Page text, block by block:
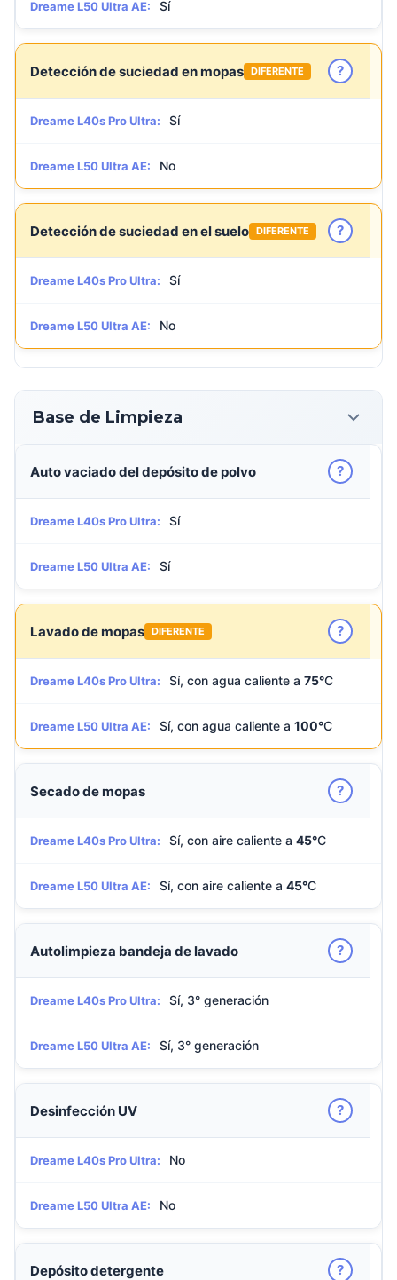
Dreame L50 Ultra AE: Sí
Detección de suciedad en mopas DIFERENTE ?
Dreame L40s Pro Ultra: Sí
Dreame L50 Ultra AE: No
Detección de suciedad en el suelo DIFERENTE ?
Dreame L40s Pro Ultra: Sí
Dreame L50 Ultra AE: No
Base de Limpieza
Auto vaciado del depósito de polvo ?
Dreame L40s Pro Ultra: Sí
Dreame L50 Ultra AE: Sí
Lavado de mopas DIFERENTE ?
Dreame L40s Pro Ultra: Sí, con agua caliente a 75°C
Dreame L50 Ultra AE: Sí, con agua caliente a 100°C
Secado de mopas ?
Dreame L40s Pro Ultra: Sí, con aire caliente a 45°C
Dreame L50 Ultra AE: Sí, con aire caliente a 45°C
Autolimpieza bandeja de lavado ?
Dreame L40s Pro Ultra: Sí, 3° generación
Dreame L50 Ultra AE: Sí, 3° generación
Desinfección UV ?
Dreame L40s Pro Ultra: No
Dreame L50 Ultra AE: No
Depósito detergente ?